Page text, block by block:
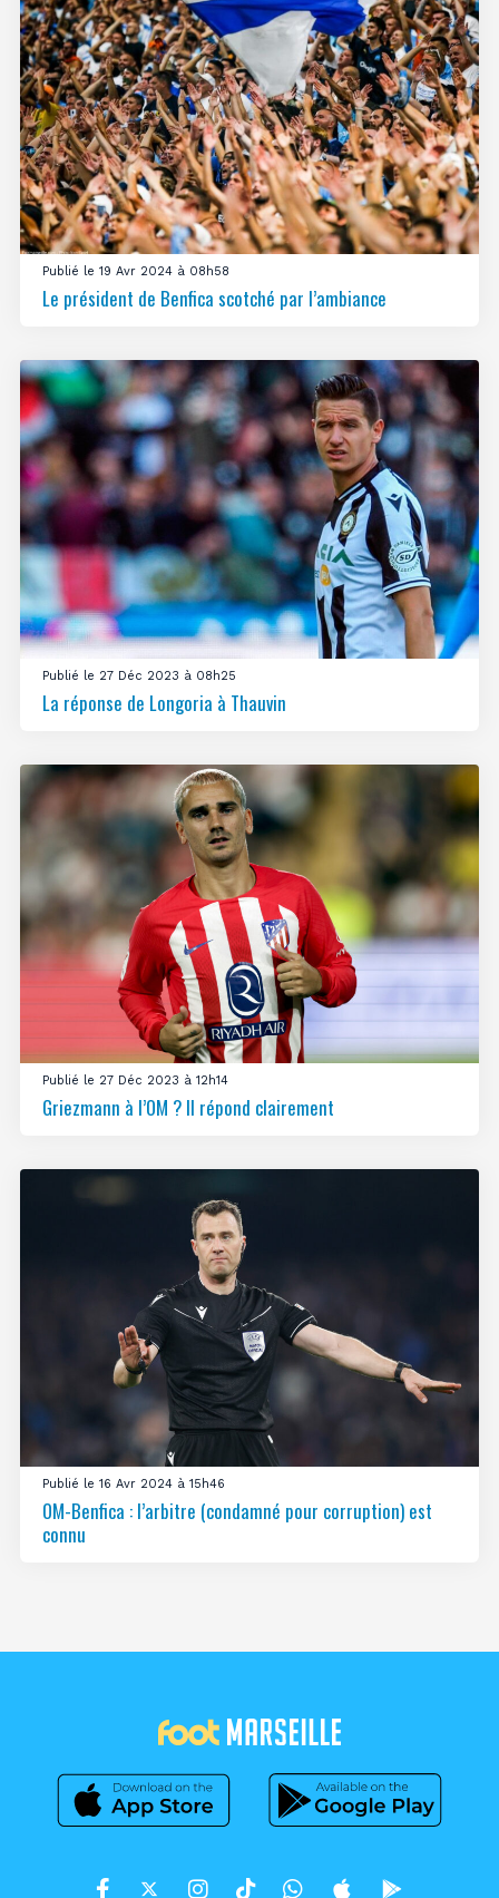
Publié le 19 Avr 2024 à 08h58
Le président de Benfica scotché par l’ambiance
Publié le 27 Déc 2023 à 08h25
La réponse de Longoria à Thauvin
Publié le 27 Déc 2023 à 12h14
Griezmann à l’OM ? Il répond clairement
Publié le 16 Avr 2024 à 15h46
OM-Benfica : l’arbitre (condamné pour corruption) est
connu